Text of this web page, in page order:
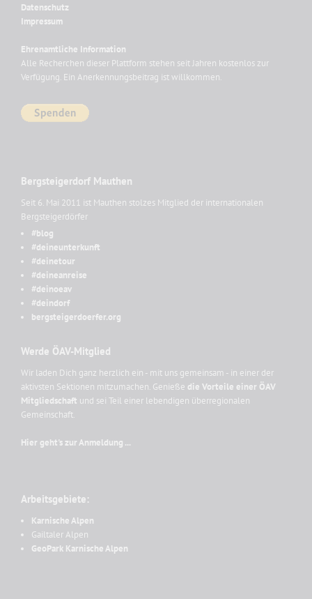
Datenschutz
Impressum
Ehrenamtliche Information
Alle Recherchen dieser Plattform stehen seit Jahren kostenlos zur
Verfügung. Ein Anerkennungsbeitrag ist willkommen.
Bergsteigerdorf Mauthen
Seit 6. Mai 2011 ist Mauthen stolzes Mitglied der internationalen
Bergsteigerdörfer
#blog
#deineunterkunft
#deinetour
#deineanreise
#deinoeav
#deindorf
bergsteigerdoerfer.org
Werde ÖAV-Mitglied
Wir laden Dich ganz herzlich ein - mit uns gemeinsam - in einer der
aktivsten Sektionen mitzumachen. Genieße die Vorteile einer ÖAV
Mitgliedschaft und sei Teil einer lebendigen überregionalen
Gemeinschaft.
Hier geht's zur Anmeldung ...
Arbeitsgebiete:
Karnische Alpen
Gailtaler Alpen
GeoPark Karnische Alpen